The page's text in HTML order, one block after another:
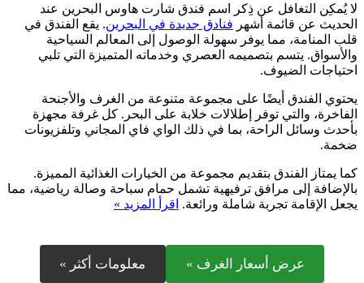
لا يُمكِن التغافل عن ذِكر اسم فندق شارت هاوس البحرين عند
الحديث عن قائمة أشهر فنادق جديدة في البحرين. يقع الفندق في
قلب المنامة، مما يوفر سهولة الوصول إلى المعالم السياحية
والأسواق. يتسم بتصميمه العصري وخدماته المتميزة التي تلبي
احتياجات الضيوف.
يحتوي الفندق أيضًا على مجموعة متنوعة من الغرف والأجنحة
الفاخرة، والتي توفر إطلالات خلابة على البحر. كل غرفة مجهزة
بأحدث وسائل الراحة، بما في ذلك الواي فاي المجاني وتلفزيونات
ضخمة.
كما يمتاز الفندق بتقديم مجموعة من الخيارات الغذائية المميزة.
بالإضافة إلى مرافق ترفيهية تشمل حمام سباحة وصالة رياضية، مما
يجعل الإقامة تجربة شاملة ورائعة. اقرأ المزيد »
عرض أسعار الغرف » معلومات أكثر »